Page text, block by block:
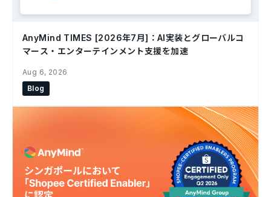
AnyMind TIMES [2026年7月]：AI実装とグローバルコ
マース・エンターテインメント支援を加速
Aug 6, 2026
Blog